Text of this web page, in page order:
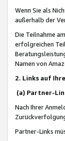
Wenn Sie als
außerhalb der
Die Teilnahme
erfolgreichen
Namen von
2. Links auf
(a) Partner-
Nach Ihrer
Partner-Links